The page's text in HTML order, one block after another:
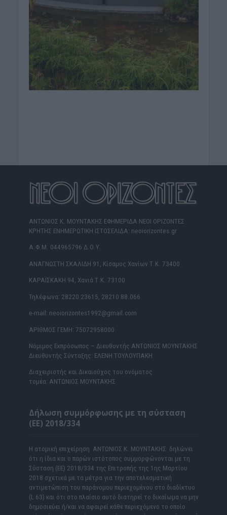
ΑΝΤΩΝΙΟΣ Κ. ΜΟΥΝΤΑΚΗΣ ΕΦΗΜΕΡΙΔΑ ΝΕΟΙ ΟΡΙΖΟΝΤΕΣ
ΚΡΗΤΗΣ ΕΝΗΜΕΡΩΤΙΚΗ ΙΣΤΟΣΕΛΙΔΑ: neoiorizontes.gr
Α.Φ.Μ. 044965796 Δ.Ο.Υ.
ΑΝΑΓΝΩΣΤΗ ΣΚΑΛΙΔΗ 91, Κίσαμος Χανίων Τ.Κ. 73400
ΚΑΡΑΪΣΚΑΚΗ 94, Χανιά Τ.Κ. 73100
Τηλέφωνα: 28220 23615, 28210 88.066
e-mail: neoiorizontes1992@gmail.com
ΑΡΙΘΜΟΣ ΓΕΜΗ: 75072958000
Νόμιμος Εκπρόσωπος – Διευθυντής ΑΝΤΩΝΙΟΣ ΜΟΥΝΤΑΚΗΣ
Διευθυντής Σύνταξης: ΕΛΕΝΗ ΤΟΥΛΟΥΠΑΚΗ
Διαχειριστής και Δικαιούχος του ονόματος
τομέα: ΑΝΤΩΝΙΟΣ ΜΟΥΝΤΑΚΗΣ
Δήλωση συμμόρφωσης με τη σύσταση
(ΕΕ) 2018/334
Η ατομική επιχείρηση ΑΝΤΩΝΙΟΣ Κ. ΜΟΥΝΤΑΚΗΣ δηλώνει
ότι η ίδια και ο παρών ιστότοπος συμμορφώνονται με τη
Σύσταση (ΕΕ) 2018/334 της Επιτροπής της 1ης Μαρτίου
2018 σχετικά με τα μέτρα για την αποτελεσματική
αντιμετώπιση του παράνομου περιεχομένου στο διαδίκτυο
(L 63) και ότι στο πλαίσιο αυτό διατηρεί το δικαίωμα να μην
δημοσιεύει ή/και να αφαιρεί κάθε περιεχόμενο το οποίο